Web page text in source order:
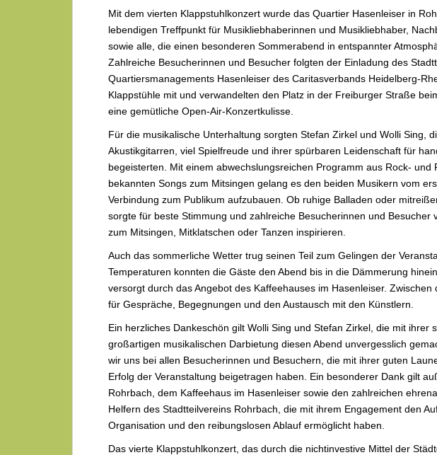
Mit dem vierten Klappstuhlkonzert wurde das Quartier Hasenleiser in
lebendigen Treffpunkt für Musikliebhaberinnen und Musikliebhaber,
sowie alle, die einen besonderen Sommerabend in entspannter
Zahlreiche Besucherinnen und Besucher folgten der Einladung des
Quartiersmanagements Hasenleiser des Caritasverbands Heidelberg-
Klappstühle mit und verwandelten den Platz in der Freiburger Straße
eine gemütliche Open-Air-Konzertkulisse.
Für die musikalische Unterhaltung sorgten Stefan Zirkel und Wolli Sing,
Akustikgitarren, viel Spielfreude und ihrer spürbaren Leidenschaft für
begeisterten. Mit einem abwechslungsreichen Programm aus Rock- und
bekannten Songs zum Mitsingen gelang es den beiden Musikern vom
Verbindung zum Publikum aufzubauen. Ob ruhige Balladen oder
sorgte für beste Stimmung und zahlreiche Besucherinnen und Besucher
zum Mitsingen, Mitklatschen oder Tanzen inspirieren.
Auch das sommerliche Wetter trug seinen Teil zum Gelingen der
Temperaturen konnten die Gäste den Abend bis in die Dämmerung
versorgt durch das Angebot des Kaffeehauses im Hasenleiser.
für Gespräche, Begegnungen und den Austausch mit den Künstlern.
Ein herzliches Dankeschön gilt Wolli Sing und Stefan Zirkel, die mit ihrer
großartigen musikalischen Darbietung diesen Abend unvergesslich
wir uns bei allen Besucherinnen und Besuchern, die mit ihrer guten
Erfolg der Veranstaltung beigetragen haben. Ein besonderer Dank gilt
Rohrbach, dem Kaffeehaus im Hasenleiser sowie den zahlreichen
Helfern des Stadtteilvereins Rohrbach, die mit ihrem Engagement den
Organisation und den reibungslosen Ablauf ermöglicht haben.
Das vierte Klappstuhlkonzert, das durch die nichtinvestive Mittel der